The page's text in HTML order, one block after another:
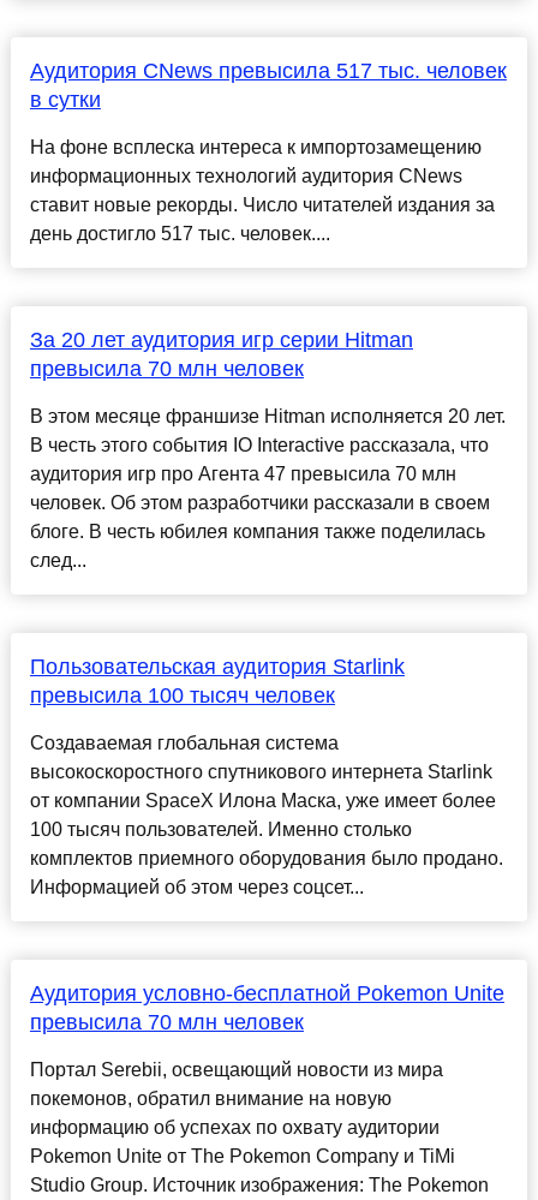
Аудитория CNews превысила 517 тыс. человек
в сутки
На фоне всплеска интереса к импортозамещению
информационных технологий аудитория CNews
ставит новые рекорды. Число читателей издания за
день достигло 517 тыс. человек....
За 20 лет аудитория игр серии Hitman
превысила 70 млн человек
В этом месяце франшизе Hitman исполняется 20 лет.
В честь этого события IO Interactive рассказала, что
аудитория игр про Агента 47 превысила 70 млн
человек. Об этом разработчики рассказали в своем
блоге. В честь юбилея компания также поделилась
след...
Пользовательская аудитория Starlink
превысила 100 тысяч человек
Создаваемая глобальная система
высокоскоростного спутникового интернета Starlink
от компании SpaceX Илона Маска, уже имеет более
100 тысяч пользователей. Именно столько
комплектов приемного оборудования было продано.
Информацией об этом через соцсет...
Аудитория условно-бесплатной Pokemon Unite
превысила 70 млн человек
Портал Serebii, освещающий новости из мира
покемонов, обратил внимание на новую
информацию об успехах по охвату аудитории
Pokemon Unite от The Pokemon Company и TiMi
Studio Group. Источник изображения: The Pokemon